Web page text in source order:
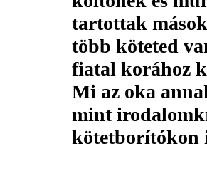
tartottak
több köteted
fiatal korához
Mi az oka
mint
kötetborítókon